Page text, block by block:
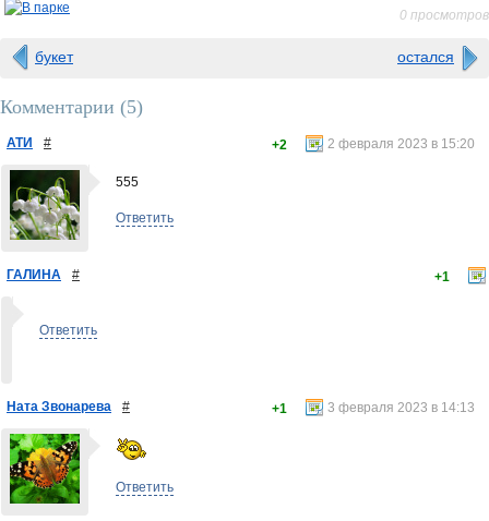
0 просмотров
букет остался
Комментарии (5)
АТИ # 2 февраля 2023 в 15:20
+2
555
Ответить
ГАЛИНА # +1
Ответить
Ната Звонарева # 3 февраля 2023 в 14:13
+1
Ответить